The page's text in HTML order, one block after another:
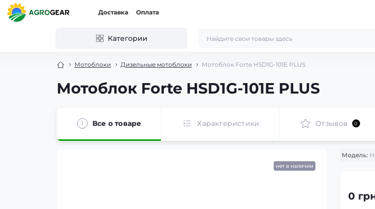
Доставка Оплата
Категории
Мотоблоки Дизельные мотоблоки Мотоблок Forte HSD1G-101E PLUS
Мотоблок Forte HSD1G-101E PLUS
Все о товаре Характеристики Отзывов 0
нет в наличии
Модель:
0